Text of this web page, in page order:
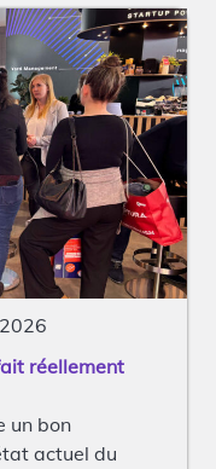
réellement
un bon
actuel du